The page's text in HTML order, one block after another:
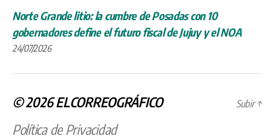
Norte Grande litio: la cumbre de Posadas con 10
gobernadores define el futuro fiscal de Jujuy y el NOA
24/07/2026
© 2026ELCORREOGRÁFICO
Política de Privacidad
Subir↑